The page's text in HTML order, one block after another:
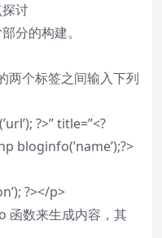
讨
分的构建。
两个标签之间输入下列
?>” title=”<?
bloginfo(’name’);?>
?></p>
函数来生成内容，其